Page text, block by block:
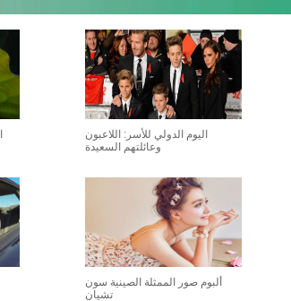
اليوم الدولي للأسر: اللاعبون
وعائلتهم السعيدة
ألبوم صور الممثلة الصينية سون
تشيان